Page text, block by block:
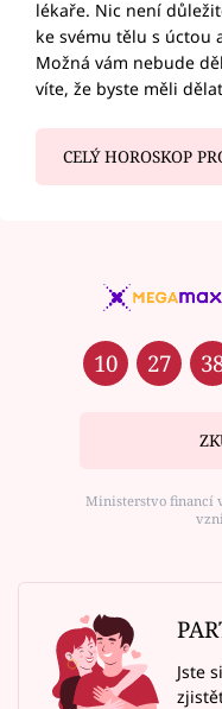
lékaře. Nic není
ke svému tělu s úctou
Možná vám nebude
víte, že byste měli
CELÝ HOROSKOP
10 27
Ministerstvo financí
Jste